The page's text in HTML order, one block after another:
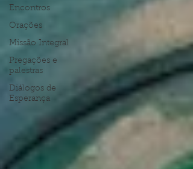
Encontros
Orações
Missão Integral
Pregações e
palestras
Diálogos de
Esperança